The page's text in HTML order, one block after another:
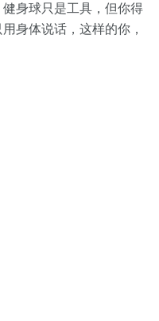
身球只是工具，但你得
身体说话，这样的你，